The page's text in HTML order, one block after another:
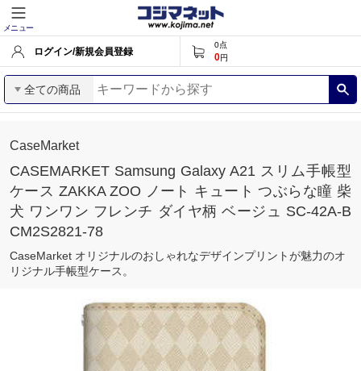
メニュー
ログイン/新規会員登録
0点
0円
全ての商品
CaseMarket
CASEMARKET Samsung Galaxy A21 スリム手帳型
ケース ZAKKA ZOO ノート キュート つぶらな瞳 柴
犬 ワンワン フレンチ ダイヤ柄 ベージュ SC-42A-B
CM2S2821-78
CaseMarket オリジナルのおしゃれなデザインプリントが魅力のオ
リジナル手帳型ケース。